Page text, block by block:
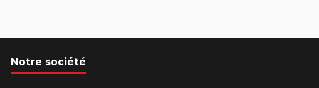
Notre société